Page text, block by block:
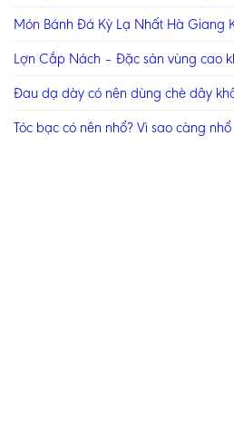
Món Bánh Đá Kỳ Lạ Nhất Hà Giang
Lợn Cắp Nách – Đặc sản vùng cao
Đau dạ dày có nên dùng chè dây
Tóc bạc có nên nhổ? Vì sao càng